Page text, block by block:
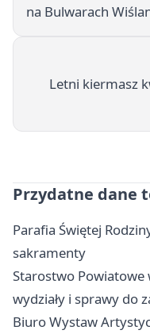
na Bulwarach
Letni kiermasz
Przydatne dane
Parafia Świętej
sakramenty
Starostwo Powiatowe
wydziały i sprawy do
Biuro Wystaw